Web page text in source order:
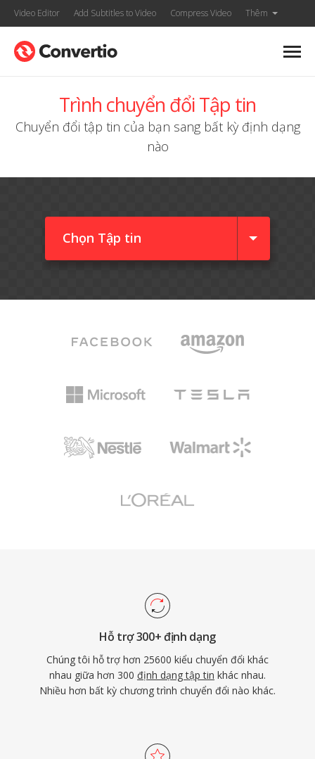
Video Editor Add Subtitles to Video Compress Video Thêm
Trình chuyển đổi Tập tin
Chuyển đổi tập tin của bạn sang bất kỳ định dạng
nào
Chọn Tập tin
Hỗ trợ 300+ định dạng
Chúng tôi hỗ trợ hơn 25600 kiểu chuyển đổi khác
nhau giữa hơn 300 định dạng tập tin khác nhau.
Nhiều hơn bất kỳ chương trình chuyển đổi nào khác.